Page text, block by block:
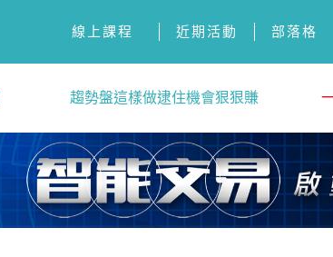
線上課程 近期活動 部落格
趨勢盤這樣做逮住機會狠狠賺